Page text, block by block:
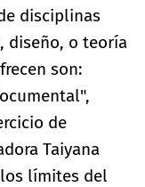
disciplinas
diseño, o teoría
son:
de
Taiyana
límites del